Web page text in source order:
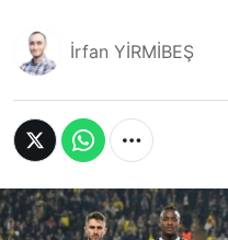
İrfan YİRMİBEŞ